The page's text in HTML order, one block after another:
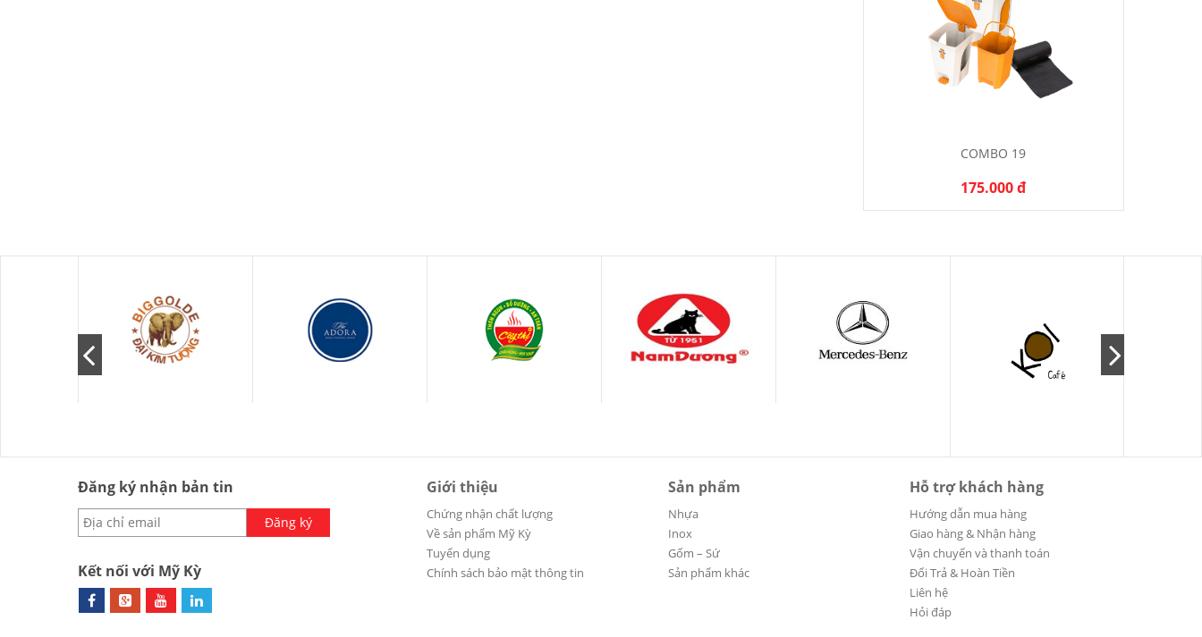
COMBO 19
175.000 đ
Đăng ký nhận bản tin
Đăng ký
Kết nối với Mỹ Kỳ
Giới thiệu
Chứng nhận chất lượng
Về sản phẩm Mỹ Kỳ
Tuyển dụng
Chính sách bảo mật thông tin
Sản phẩm
Nhựa
Inox
Gốm – Sứ
Sản phẩm khác
Hỗ trợ khách hàng
Hướng dẫn mua hàng
Giao hàng & Nhận hàng
Vận chuyển và thanh toán
Đổi Trả & Hoàn Tiền
Liên hệ
Hỏi đáp